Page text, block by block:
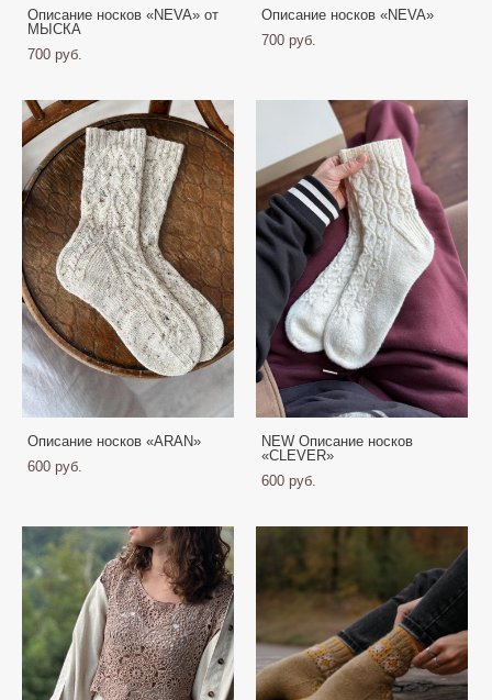
Описание носков «NEVA» от
МЫСКА
700 pуб.
Описание носков «NEVA»
700 pуб.
Описание носков «ARAN»
600 pуб.
NEW Описание носков
«CLEVER»
600 pуб.